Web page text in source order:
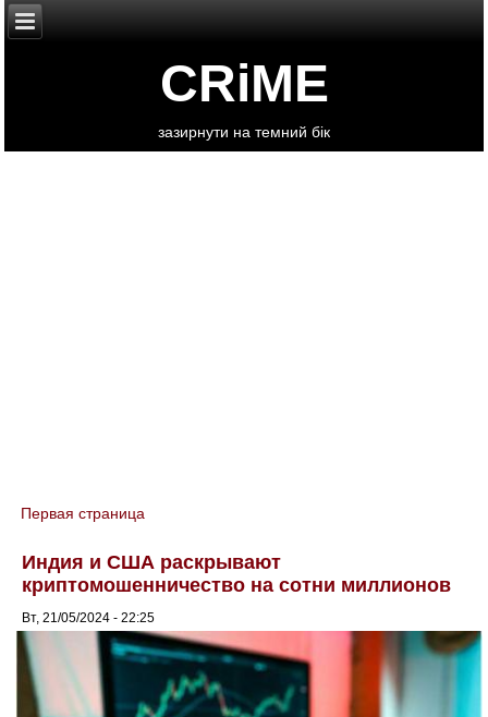
CRiME
зазирнути на темний бік
You are here
Первая страница
Индия и США раскрывают
криптомошенничество на сотни миллионов
Вт, 21/05/2024 - 22:25